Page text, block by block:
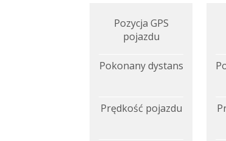
Pozycja GPS
pojazdu
Pokonany dystans
Prędkość pojazdu